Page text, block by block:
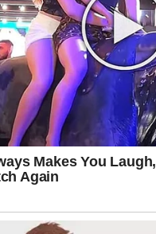
uvijek nosi vjeru u srcu,
kada ste se pitale da li
daje odgovor.
kroz lijepe vijesti,
konačno slaže baš kako